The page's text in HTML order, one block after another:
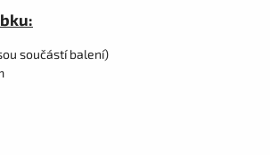
součástí balení)